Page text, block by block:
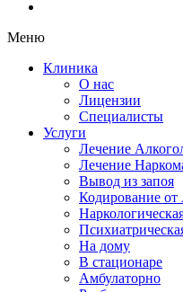
Меню
Клиника
О нас
Лицензии
Специалисты
Услуги
Лечение
Лечение
Вывод из запоя
Кодирование от
На дому
В стационаре
Амбулаторно